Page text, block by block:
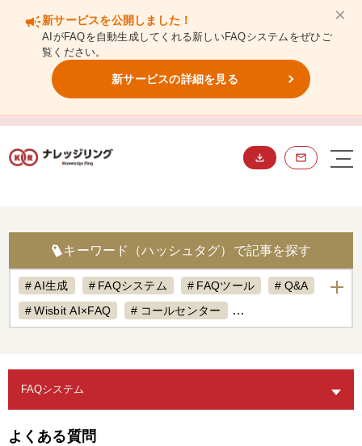
campaign新サービスを公開しました！
AIがFAQを自動生成してくれる新しいFAQシステムをぜひご
覧ください。
新サービスの詳細を見る
×
BLOG
ブログ
キーワード（ハッシュタグ）で記事を探す
AI生成 FAQシステム FAQツール
Q&A
Wisbit AI×FAQ
コールセンター
属人化
社内FAQ
社内Wiki
社内ヘルプデスク
顧客満足度
よくある質問